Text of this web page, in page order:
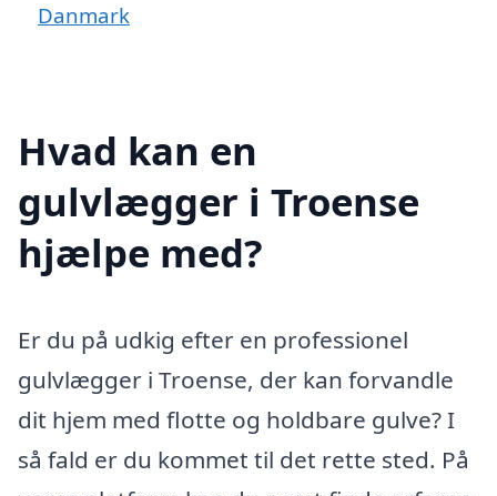
Danmark
Hvad kan en
gulvlægger i Troense
hjælpe med?
Er du på udkig efter en professionel
gulvlægger i Troense, der kan forvandle
dit hjem med flotte og holdbare gulve? I
så fald er du kommet til det rette sted. På